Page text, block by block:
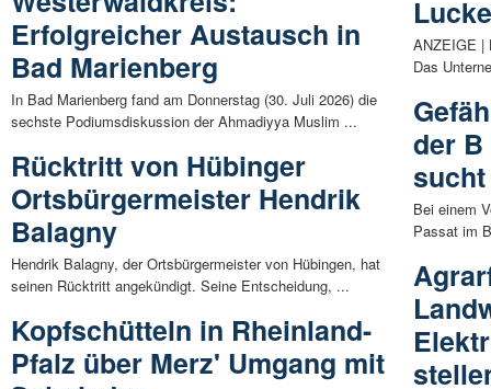
Erfolgreicher Austausch in
Bad Marienberg
In Bad Marienberg fand am Donnerstag (30. Juli 2026) die
sechste Podiumsdiskussion der Ahmadiyya Muslim ...
Rücktritt von Hübinger
Ortsbürgermeister Hendrik
Balagny
Hendrik Balagny, der Ortsbürgermeister von Hübingen, hat
seinen Rücktritt angekündigt. Seine Entscheidung, ...
Kopfschütteln in Rheinland-
Pfalz über Merz' Umgang mit
ANZEIGE |
Das
der
Bei einem
Passat im